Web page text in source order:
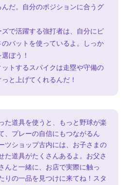
んだ。自分のポジションに合うグ
ズで活躍する強打者は、自分にピ
のバットを使っているよ。しっか
ぼう！
ットするスパイクは走塁や守備の
と上げてくれるんだ！
た道具を使うと、もっと野球が楽
、プレーの自信にもつながるん
ツショップ古内には、お子さまの
た道具がたくさんあるよ。お父さ
んと一緒に、お店で実際に触っ
りの一品を見つけに来てね！スタ